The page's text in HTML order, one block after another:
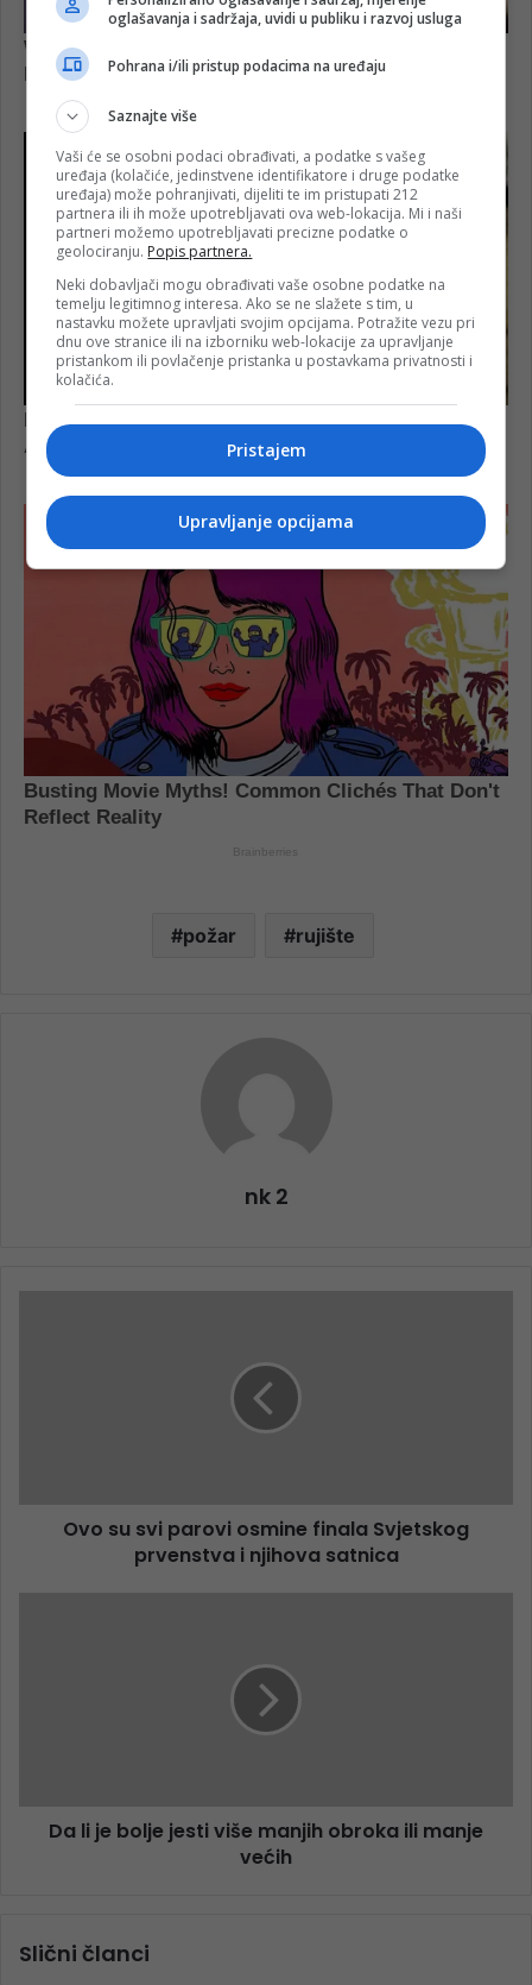
požar rujište
nk 2
Ovo su svi parovi osmine finala Svjetskog
prvenstva i njihova satnica
Da li je bolje jesti više manjih obroka ili manje
većih
Slični članci
oglašavanja i sadržaja, uvidi u publiku i razvoj usluga
Pohrana i/ili pristup podacima na uređaju
Saznajte više
Vaši će se osobni podaci obrađivati, a podatke s vašeg
uređaja (kolačiće, jedinstvene identifikatore i druge podatke
uređaja) može pohranjivati, dijeliti te im pristupati 212
partnera ili ih može upotrebljavati ova web-lokacija. Mi i naši
partneri možemo upotrebljavati precizne podatke o
geolociranju. Popis partnera.
Neki dobavljači mogu obrađivati vaše osobne podatke na
temelju legitimnog interesa. Ako se ne slažete s tim, u
nastavku možete upravljati svojim opcijama. Potražite vezu pri
dnu ove stranice ili na izborniku web-lokacije za upravljanje
pristankom ili povlačenje pristanka u postavkama privatnosti i
kolačića.
Pristajem
Upravljanje opcijama